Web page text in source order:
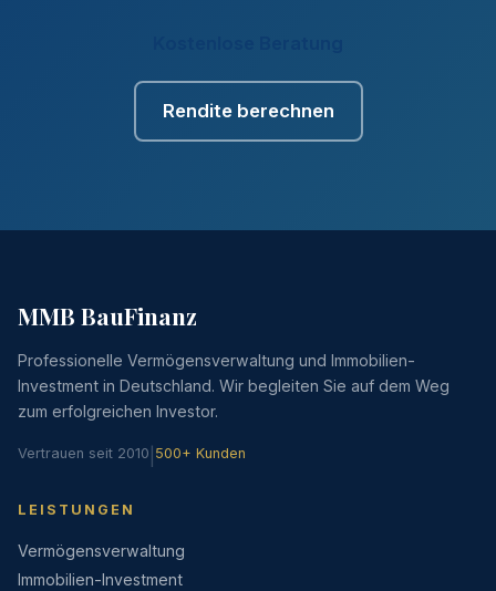
Rendite berechnen
MMB BauFinanz
Professionelle Vermögensverwaltung und Immobilien-
Investment in Deutschland. Wir begleiten Sie auf dem Weg
zum erfolgreichen Investor.
Vertrauen seit 2010 500+ Kunden
LEISTUNGEN
Vermögensverwaltung
Immobilien-Investment